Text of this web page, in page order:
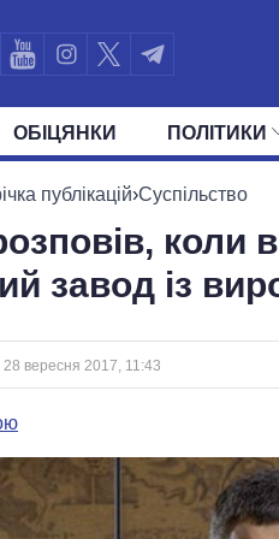
ОБIЦЯНКИ ПОЛIТИКИ
УСІ ПОЛІТИКИ ПРЕЗИДЕНТ І ОФІС
публікацій›Суспільство
коли
завод із
28 вересня 2017, 11:43